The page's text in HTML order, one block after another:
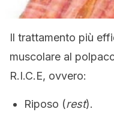
Il trattamento più
muscolare al
R.I.C.E, ovvero:
Riposo (rest).